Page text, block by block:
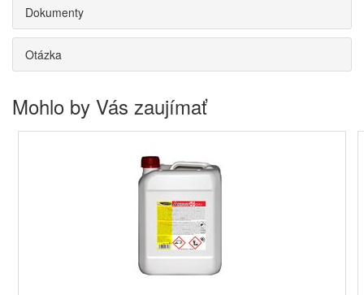
Dokumenty
Otázka
Mohlo by Vás zaujímať